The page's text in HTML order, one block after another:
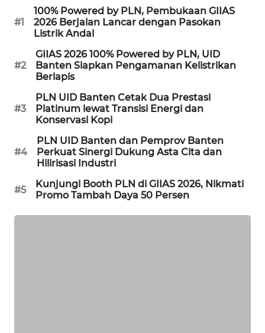
#1
100% Powered by PLN, Pembukaan GIIAS
2026 Berjalan Lancar dengan Pasokan
Listrik Andal
#2
GIIAS 2026 100% Powered by PLN, UID
Banten Siapkan Pengamanan Kelistrikan
Berlapis
#3
PLN UID Banten Cetak Dua Prestasi
Platinum lewat Transisi Energi dan
Konservasi Kopi
#4
PLN UID Banten dan Pemprov Banten
Perkuat Sinergi Dukung Asta Cita dan
Hilirisasi Industri
#5
Kunjungi Booth PLN di GIIAS 2026, Nikmati
Promo Tambah Daya 50 Persen
NEWS
SIDIKALANG
NEWS
SIBARAGAS
NEWS
METRO
SIANTAR
NEWS
METRO
MEDAN